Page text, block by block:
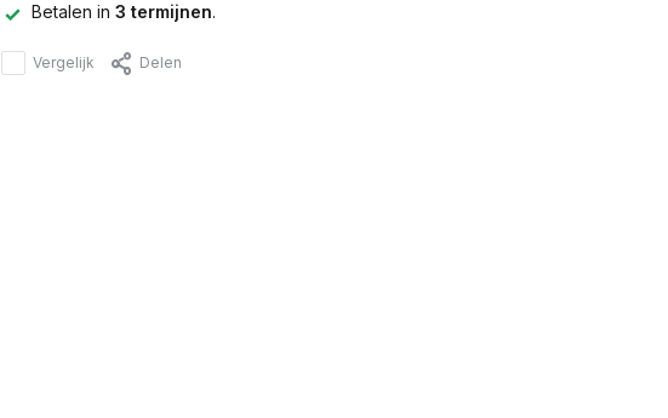
Betalen in 3 termijnen.
Vergelijk Delen